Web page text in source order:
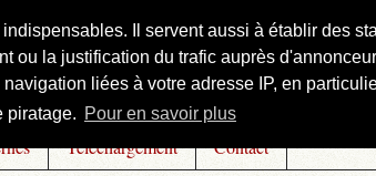
Il servent aussi à établir des
ou la justification du trafic auprès
liées à votre adresse IP, en
piratage. Pour en savoir plus
Téléchargement Contact